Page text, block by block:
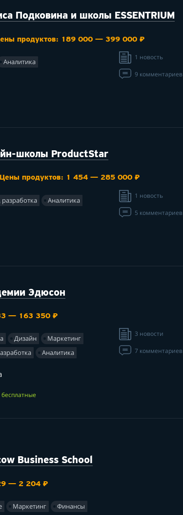
Подковина и школы ESSENTRIUM
продуктов: 189 000 — 399 000 ₽
Аналитика
1 новость
9 комментариев
школы ProductStar
Цены продуктов: 1 454 — 285 000 ₽
разработка Аналитика
1 новость
5 комментариев
Эдюсон
— 163 350 ₽
Дизайн
Маркетинг
Аналитика
бесплатные
3 новости
7 комментариев
Business School
— 2 204 ₽
Маркетинг
Финансы